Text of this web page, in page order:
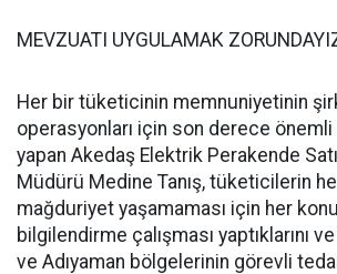
MEVZUATI UYGULAMAK
Her bir tüketicinin memnuniyetinin
operasyonları için son derece
yapan Akedaş Elektrik Perakende
Müdürü Medine Tanış, tüketicilerin
mağduriyet yaşamaması için her
bilgilendirme çalışması yaptıklarını
ve Adıyaman bölgelerinin görevli